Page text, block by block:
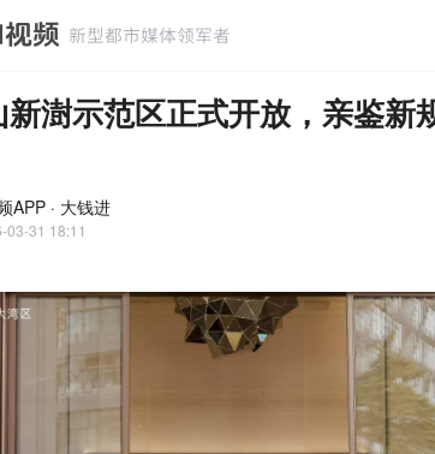
新澍示范区正式开放，亲鉴新
APP · 大钱进
03-31 18:11